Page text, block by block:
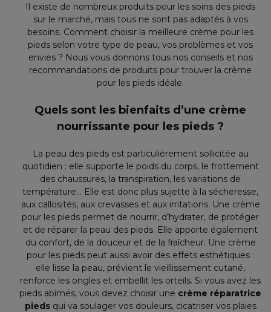
Il existe de nombreux produits pour les soins des pieds
sur le marché, mais tous ne sont pas adaptés à vos
besoins. Comment choisir la meilleure crème pour les
pieds selon votre type de peau, vos problèmes et vos
envies ? Nous vous donnons tous nos conseils et nos
recommandations de produits pour trouver la crème
pour les pieds idéale.
Quels sont les bienfaits d’une crème
nourrissante pour les pieds ?
La peau des pieds est particulièrement sollicitée au
quotidien : elle supporte le poids du corps, le frottement
des chaussures, la transpiration, les variations de
température… Elle est donc plus sujette à la sécheresse,
aux callosités, aux crevasses et aux irritations. Une crème
pour les pieds permet de nourrir, d’hydrater, de protéger
et de réparer la peau des pieds. Elle apporte également
du confort, de la douceur et de la fraîcheur. Une crème
pour les pieds peut aussi avoir des effets esthétiques :
elle lisse la peau, prévient le vieillissement cutané,
renforce les ongles et embellit les orteils. Si vous avez les
pieds abîmés, vous devez choisir une crème réparatrice
piedsqui va soulager vos douleurs, cicatriser vos plaies